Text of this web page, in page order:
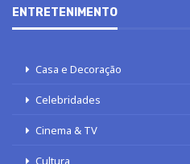
ENTRETENIMENTO
Casa e Decoração
Celebridades
Cinema & TV
Cultura